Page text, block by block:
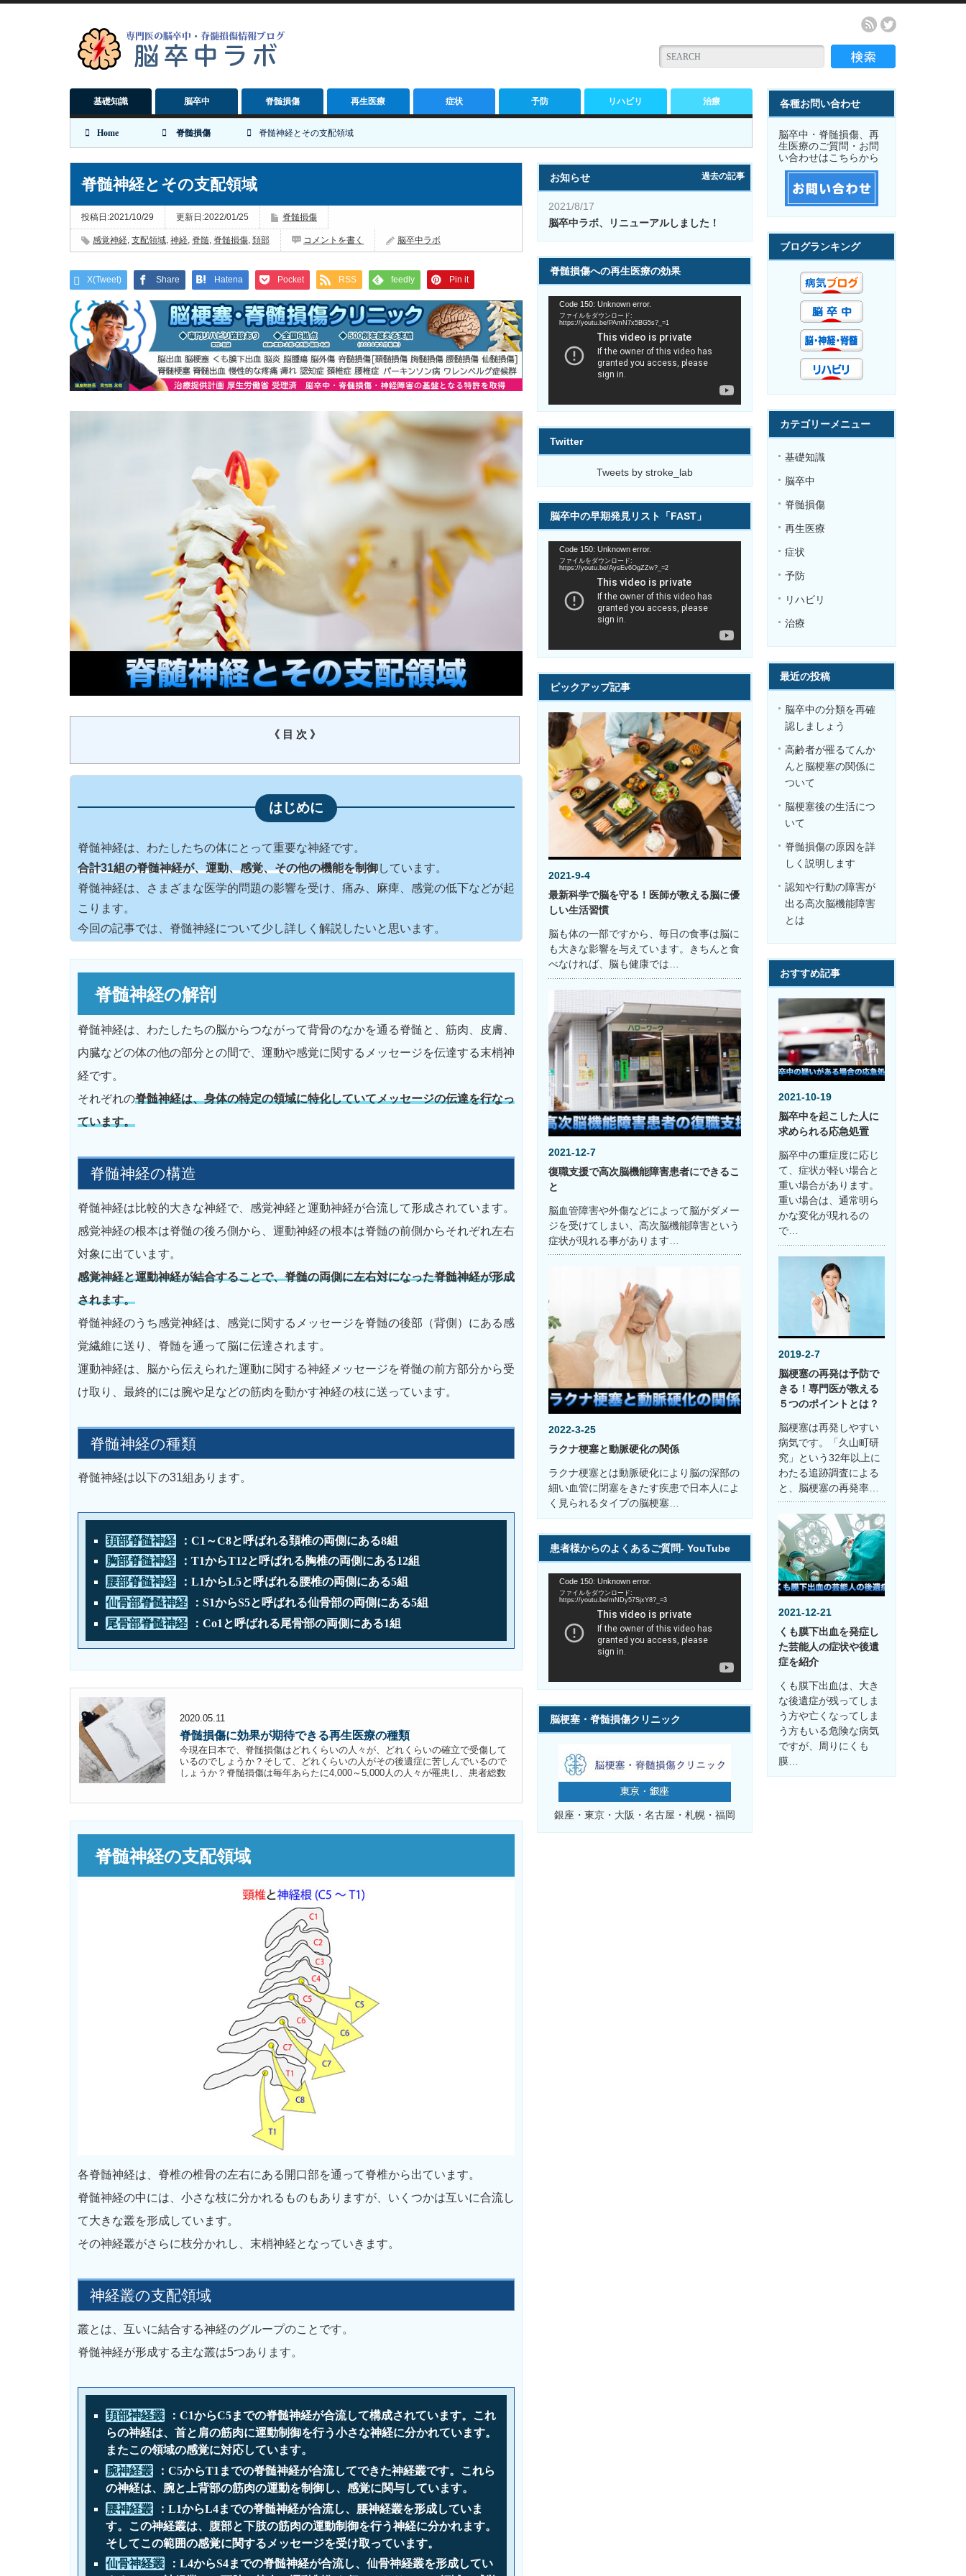
基礎知識 脳卒中 脊髄損傷 再生医療 症状 予防 リハビリ 治療
Home 脊髄損傷 脊髄神経とその支配領域
脊髄神経とその支配領域
投稿日:2021/10/29 更新日:2022/01/25 脊髄損傷
感覚神経, 支配領域, 神経, 脊髄, 脊髄損傷, 頚部 コメントを書く 脳卒中ラボ
X(Tweet) Share Hatena Pocket RSS feedly Pin it
《 目 次 》
脊髄神経は、わたしたちの体にとって重要な神経です。
合計31組の脊髄神経が、運動、感覚、その他の機能を制御しています。
脊髄神経は、さまざまな医学的問題の影響を受け、痛み、麻痺、感覚の低下などが起
こります。
今回の記事では、脊髄神経について少し詳しく解説したいと思います。
脊髄神経の解剖
脊髄神経は、わたしたちの脳からつながって背骨のなかを通る脊髄と、筋肉、皮膚、
内臓などの体の他の部分との間で、運動や感覚に関するメッセージを伝達する末梢神
経です。
それぞれの脊髄神経は、身体の特定の領域に特化していてメッセージの伝達を行なっ
ています。
脊髄神経の構造
脊髄神経は比較的大きな神経で、感覚神経と運動神経が合流して形成されています。
感覚神経の根本は脊髄の後ろ側から、運動神経の根本は脊髄の前側からそれぞれ左右
対象に出ています。
感覚神経と運動神経が結合することで、脊髄の両側に左右対になった脊髄神経が形成
されます。
脊髄神経のうち感覚神経は、感覚に関するメッセージを脊髄の後部（背側）にある感
覚繊維に送り、脊髄を通って脳に伝達されます。
運動神経は、脳から伝えられた運動に関する神経メッセージを脊髄の前方部分から受
け取り、最終的には腕や足などの筋肉を動かす神経の枝に送っています。
脊髄神経の種類
脊髄神経は以下の31組あります。
頚部脊髄神経
：C1～C8と呼ばれる頚椎の両側にある8組
胸部脊髄神経
：T1からT12と呼ばれる胸椎の両側にある12組
腰部脊髄神経
：L1からL5と呼ばれる腰椎の両側にある5組
仙骨部脊髄神経
：S1からS5と呼ばれる仙骨部の両側にある5組
尾骨部脊髄神経
：Co1と呼ばれる尾骨部の両側にある1組
2020.05.11
脊髄損傷に効果が期待できる再生医療の種類
今現在日本で、脊髄損傷はどれくらいの人々が、どれくらいの確立で受傷して
いるのでしょうか？そして、どれくらいの人がその後遺症に苦しんでいるので
しょうか？脊髄損傷は毎年あらたに4,000～5,000人の人々が罹患し、患者総数
脊髄神経の支配領域
各脊髄神経は、脊椎の椎骨の左右にある開口部を通って脊椎から出ています。
脊髄神経の中には、小さな枝に分かれるものもありますが、いくつかは互いに合流し
て大きな叢を形成しています。
その神経叢がさらに枝分かれし、末梢神経となっていきます。
神経叢の支配領域
叢とは、互いに結合する神経のグループのことです。
脊髄神経が形成する主な叢は5つあります。
頚部神経叢
：C1からC5までの脊髄神経が合流して構成されています。これ
らの神経は、首と肩の筋肉に運動制御を行う小さな神経に分かれています。
またこの領域の感覚に対応しています。
腕神経叢
：C5からT1までの脊髄神経が合流してできた神経叢です。これら
の神経は、腕と上背部の筋肉の運動を制御し、感覚に関与しています。
腰神経叢
：L1からL4までの脊髄神経が合流し、腰神経叢を形成していま
す。この神経叢は、腹部と下肢の筋肉の運動制御を行う神経に分かれます。
そしてこの範囲の感覚に関するメッセージを受け取っています。
仙骨神経叢
：L4からS4までの脊髄神経が合流し、仙骨神経叢を形成してい
お知らせ
2021/8/17
脳卒中ラボ、リニューアルしました！
過去の記事
脊髄損傷への再生医療の効果
Code 150: Unknown error.
ファイルをダウンロード:
https://youtu.be/PAmN7x5BG5s?_=1
Twitter
Tweets by stroke_lab
脳卒中の早期発見リスト「FAST」
Code 150: Unknown error.
ファイルをダウンロード:
https://youtu.be/AysEv6OgZZw?_=2
ピックアップ記事
2021-9-4
最新科学で脳を守る！医師が教える脳に優
しい生活習慣
脳も体の一部ですから、毎日の食事は脳に
も大きな影響を与えています。きちんと食
べなければ、脳も健康では…
2021-12-7
復職支援で高次脳機能障害患者にできるこ
と
脳血管障害や外傷などによって脳がダメー
ジを受けてしまい、高次脳機能障害という
症状が現れる事があります…
2022-3-25
ラクナ梗塞と動脈硬化の関係
ラクナ梗塞とは動脈硬化により脳の深部の
細い血管に閉塞をきたす疾患で日本人によ
く見られるタイプの脳梗塞…
患者様からのよくあるご質問- YouTube
Code 150: Unknown error.
ファイルをダウンロード:
https://youtu.be/mNDy57SjxY8?_=3
脳梗塞・脊髄損傷クリニック
銀座・東京・大阪・名古屋・札幌・福岡
各種お問い合わせ
脳卒中・脊髄損傷、再
生医療のご質問・お問
い合わせはこちらから
ブログランキング
カテゴリーメニュー
基礎知識
脳卒中
脊髄損傷
再生医療
症状
予防
リハビリ
治療
最近の投稿
脳卒中の分類を再確
認しましょう
高齢者が罹るてんか
んと脳梗塞の関係に
ついて
脳梗塞後の生活につ
いて
脊髄損傷の原因を詳
しく説明します
認知や行動の障害が
出る高次脳機能障害
とは
おすすめ記事
2021-10-19
脳卒中を起こした人に
求められる応急処置
脳卒中の重症度に応じ
て、症状が軽い場合と
重い場合があります。
重い場合は、通常明ら
かな変化が現れるの
で…
2019-2-7
脳梗塞の再発は予防で
きる！専門医が教える
５つのポイントとは？
脳梗塞は再発しやすい
病気です。「久山町研
究」という32年以上に
わたる追跡調査による
と、脳梗塞の再発率…
2021-12-21
くも膜下出血を発症し
た芸能人の症状や後遺
症を紹介
くも膜下出血は、大き
な後遺症が残ってしま
う方や亡くなってしま
う方もいる危険な病気
ですが、周りにくも
膜…